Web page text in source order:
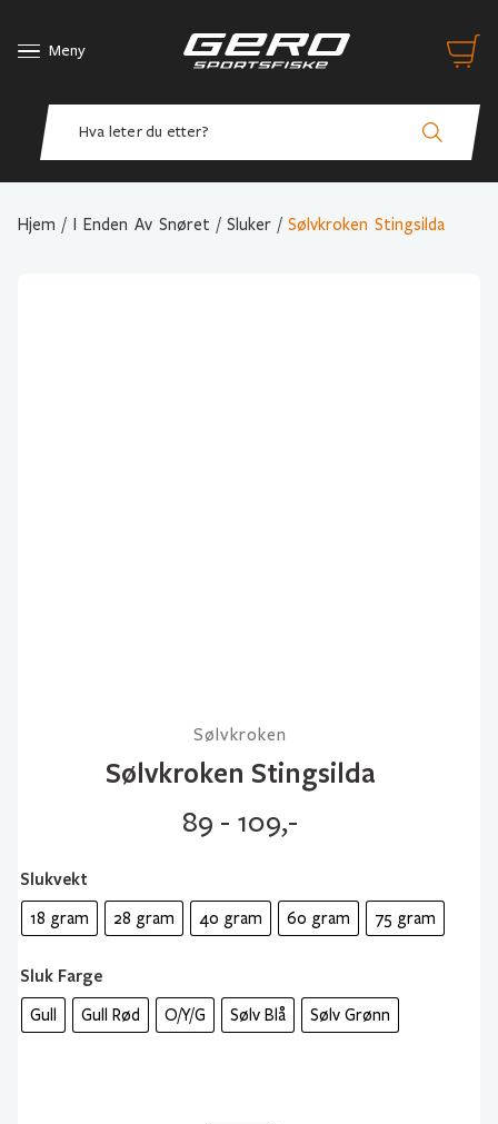
Meny
Hjem / I Enden Av Snøret / Sluker / Sølvkroken Stingsilda
Sølvkroken
Sølvkroken Stingsilda
89 - 109,-
Slukvekt
18 gram 28 gram 40 gram 60 gram 75 gram
Sluk Farge
Gull Gull Rød O/Y/G Sølv Blå Sølv Grønn